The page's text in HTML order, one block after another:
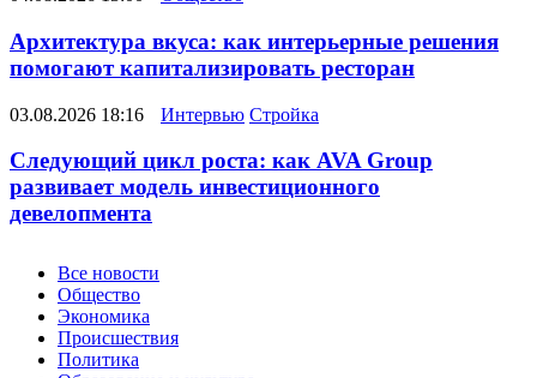
Архитектура вкуса: как интерьерные решения
помогают капитализировать ресторан
03.08.2026 18:16 Интервью Стройка
Следующий цикл роста: как AVA Group
развивает модель инвестиционного
девелопмента
Новости
Все новости
Общество
Экономика
Происшествия
Политика